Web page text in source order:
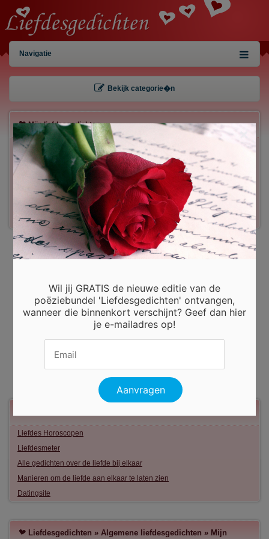
Navigatie
Bekijk categorie�n
Mijn liefdesgedichten
Gebruiker:
Wachtwoord:
Inloggen!
Registreren Gegevens kwijt?
Liefdes Horoscopen
Liefdesmeter
Alle gedichten over de liefde bij elkaar
Manieren om de liefde aan elkaar te laten zien
Datingsite
Liefdesgedichten » Algemene liefdesgedichten » Mijn
Wil jij GRATIS de nieuwe editie van de
poëziebundel 'Liefdesgedichten' ontvangen,
wanneer die binnenkort verschijnt? Geef dan hier
je e-mailadres op!